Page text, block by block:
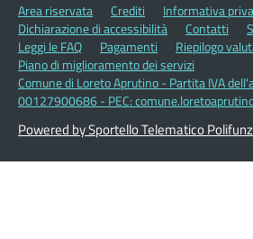
Area riservata Crediti Informativa
Dichiarazione di accessibilità
Contatti
Leggi le FAQ
Pagamenti
Riepilogo
Piano di miglioramento dei servizi
Comune di Loreto Aprutino - Partita IVA
00127900686 - PEC:
Powered by Sportello Telematico